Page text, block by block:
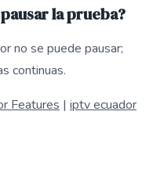
la prueba?
no se puede pausar;
continuas.
Features | iptv ecuador